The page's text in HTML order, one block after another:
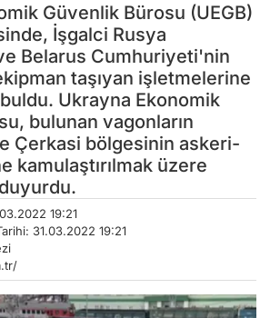
Güvenlik Bürosu (UEGB)
İşgalci Rusya
Belarus Cumhuriyeti'nin
taşıyan işletmelerine
Ukrayna Ekonomik
bulunan vagonların
Çerkasi bölgesinin askeri-
kamulaştırılmak üzere
19:21
31.03.2022 19:21